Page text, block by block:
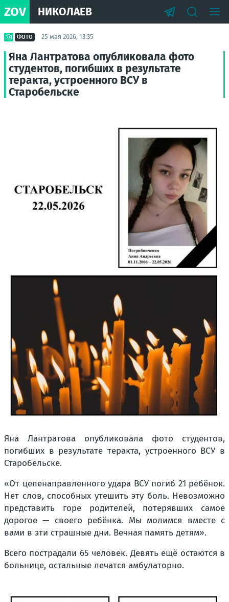
ZOV НИКОЛАЕВ
ФОТО 25 мая 2026, 13:35
Яна Лантратова опубликовала фото
студентов, погибших в результате
теракта, устроенного ВСУ в
Старобельске
Яна Лантратова опубликовала фото студентов,
погибших в результате теракта, устроенного ВСУ в
Старобельске.
«От целенаправленного удара ВСУ погиб 21 ребёнок.
Нет слов, способных утешить эту боль. Невозможно
представить горе родителей, потерявших самое
дорогое — своего ребёнка. Мы молимся вместе с
вами в эти страшные дни. Вечная память детям».
Всего пострадали 65 человек. Девять ещё остаются в
больнице, остальные лечатся амбулаторно.